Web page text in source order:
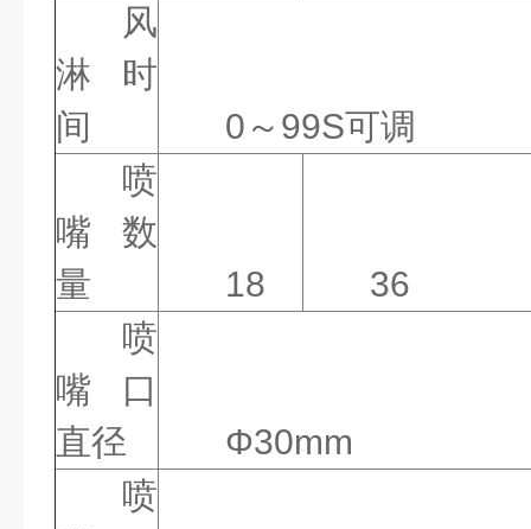
风
淋时
间
0～99S可调
喷
嘴数
量
18
36
喷
嘴口
直径
Φ30mm
喷